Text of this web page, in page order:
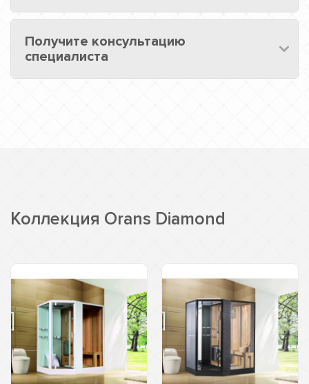
Получите консультацию
специалиста
Коллекция Orans Diamond